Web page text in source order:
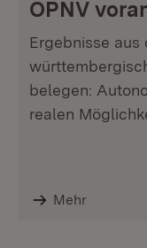
ÖPNV
Ergebnisse aus
belegen:
realen
Mehr